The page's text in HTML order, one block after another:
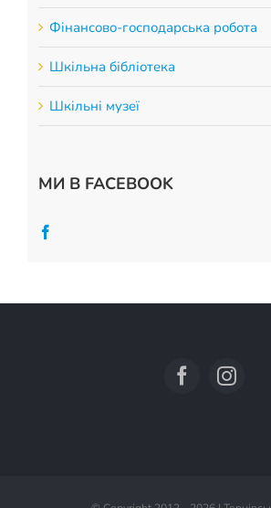
Фінансово-господарська робота
Шкільна бібліотека
Шкільні музеї
МИ В FACEBOOK